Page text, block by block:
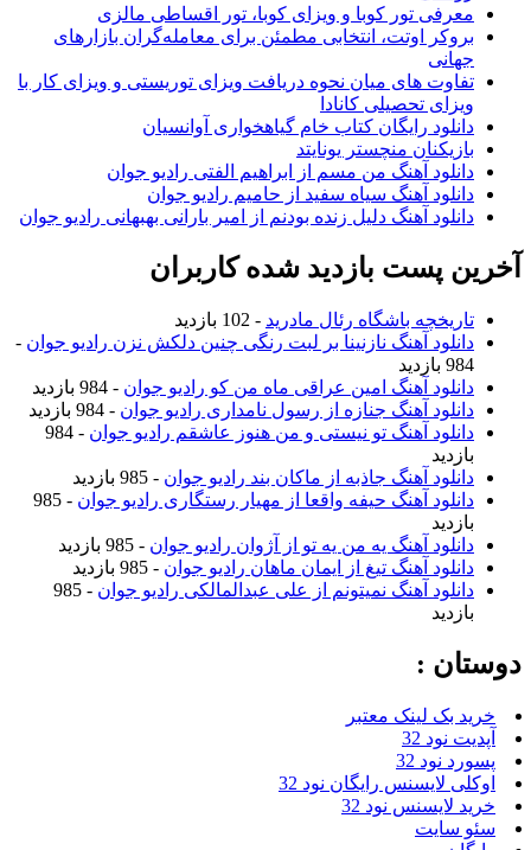
معرفی تور کوبا و ویزای کوبا، تور اقساطی مالزی
بروکر اوتت، انتخابی مطمئن برای معامله‌گران بازارهای
جهانی
تفاوت های میان نحوه دریافت ویزای توریستی و ویزای کار با
ویزای تحصیلی کانادا
دانلود رایگان کتاب خام گیاهخواری آوانسیان
بازیکنان منچستر یونایتد
دانلود آهنگ من مسم از ابراهیم الفتی رادیو جوان
دانلود آهنگ سیاه سفید از حامیم رادیو جوان
دانلود آهنگ دلیل زنده بودنم از امیر بارانی بهبهانی رادیو جوان
پست بازدید شده کاربران
تاریخچه باشگاه رئال مادرید- 102 بازدید
دانلود آهنگ نازنینا بر لبت رنگی چنین دلکش نزن رادیو جوان-
984 بازدید
دانلود آهنگ امین عراقی ماه من کو رادیو جوان- 984 بازدید
دانلود آهنگ جنازه از رسول نامداری رادیو جوان- 984 بازدید
دانلود آهنگ تو نیستی و من هنوز عاشقم رادیو جوان
- 984
بازدید
دانلود آهنگ جاذبه از ماکان بند رادیو جوان- 985 بازدید
دانلود آهنگ حیفه واقعا از مهیار رستگاری رادیو جوان
- 985
بازدید
دانلود آهنگ یه من یه تو از آژوان رادیو جوان- 985 بازدید
دانلود آهنگ تیغ از ایمان ماهان رادیو جوان- 985 بازدید
دانلود آهنگ نمیتونم از علی عبدالمالکی رادیو جوان
- 985
بازدید
:
خرید بک لینک معتبر
آپدیت نود 32
پسورد نود 32
اوکلی لایسنس رایگان نود 32
خرید لایسنس نود 32
سئو سایت